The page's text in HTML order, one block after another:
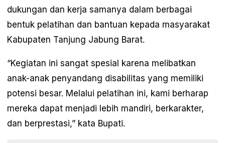
dukungan dan kerja samanya dalam berbagai
bentuk pelatihan dan bantuan kepada masyarakat
Kabupaten Tanjung Jabung Barat.
“Kegiatan ini sangat spesial karena melibatkan
anak-anak penyandang disabilitas yang memiliki
potensi besar. Melalui pelatihan ini, kami berharap
mereka dapat menjadi lebih mandiri, berkarakter,
dan berprestasi,” kata Bupati.